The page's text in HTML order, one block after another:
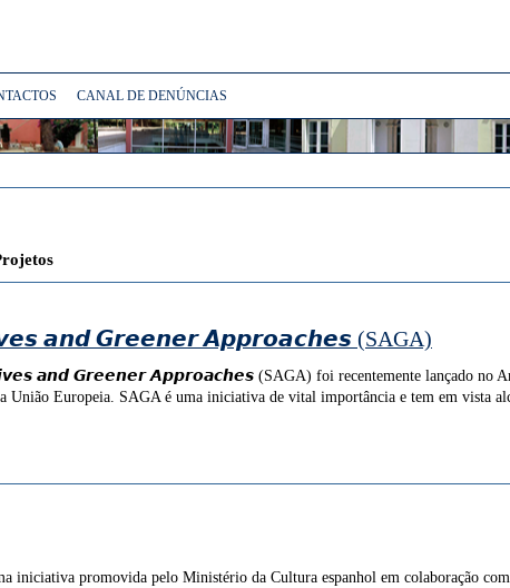
CANAL DE DENÚNCIAS
𝙖𝙣𝙙 𝙂𝙧𝙚𝙚𝙣𝙚𝙧 𝘼𝙥𝙥𝙧𝙤𝙖𝙘𝙝𝙚𝙨 (SAGA)
𝙖𝙣𝙙 𝙂𝙧𝙚𝙚𝙣𝙚𝙧 𝘼𝙥𝙥𝙧𝙤𝙖𝙘𝙝𝙚𝙨 (SAGA) foi recentemente lançado no
Europeia. SAGA é uma iniciativa de vital importância e tem em vista
iniciativa promovida pelo Ministério da Cultura espanhol em colaboração